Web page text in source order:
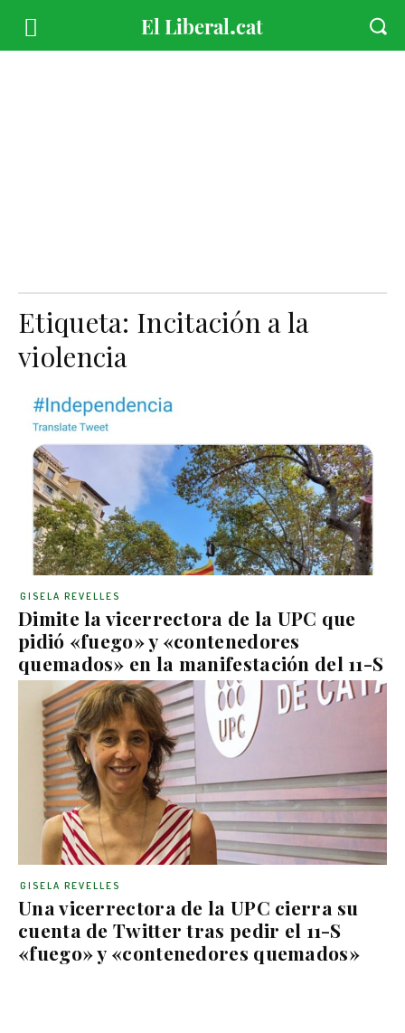
Etiqueta: Incitación a la
violencia
Dimite la vicerrectora de la UPC que
pidió «fuego» y «contenedores
quemados» en la manifestación del 11-S
GISELA REVELLES
Una vicerrectora de la UPC cierra su
cuenta de Twitter tras pedir el 11-S
«fuego» y «contenedores quemados»
GISELA REVELLES